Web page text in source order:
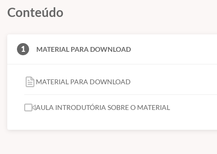
Conteúdo
1 MATERIAL PARA DOWNLOAD
MATERIAL PARA DOWNLOAD
AULA INTRODUTÓRIA SOBRE O MATERIAL